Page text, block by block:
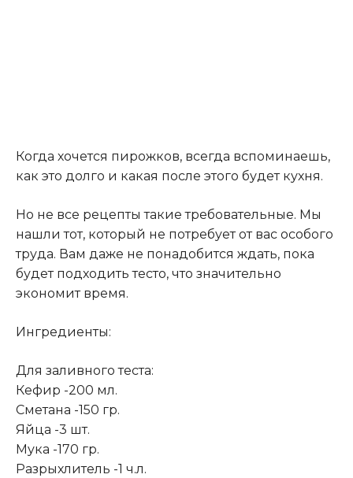
Когда хочется пирожков, всегда вспоминаешь,
как это долго и какая после этого будет кухня.
Но не все рецепты такие требовательные. Мы
нашли тот, который не потребует от вас особого
труда. Вам даже не понадобится ждать, пока
будет подходить тесто, что значительно
экономит время.
Ингредиенты:
Для заливного теста:
Кефир -200 мл.
Сметана -150 гр.
Яйца -3 шт.
Мука -170 гр.
Разрыхлитель -1 ч.л.